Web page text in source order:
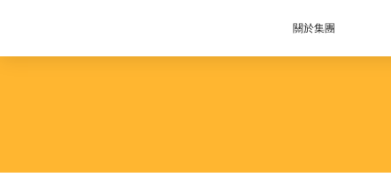
關於集團